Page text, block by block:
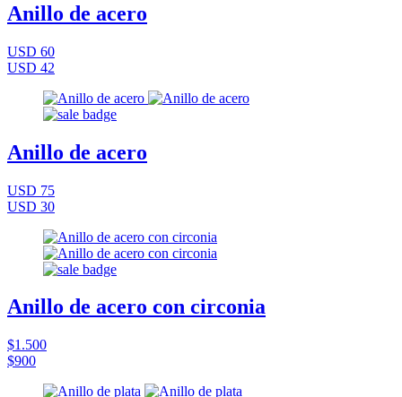
Anillo de acero
USD 60
USD 42
Anillo de acero
USD 75
USD 30
Anillo de acero con circonia
$1.500
$900